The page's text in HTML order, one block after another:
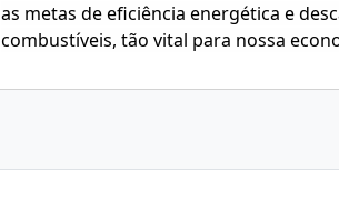
as metas de eficiência energética e
combustíveis, tão vital para nossa